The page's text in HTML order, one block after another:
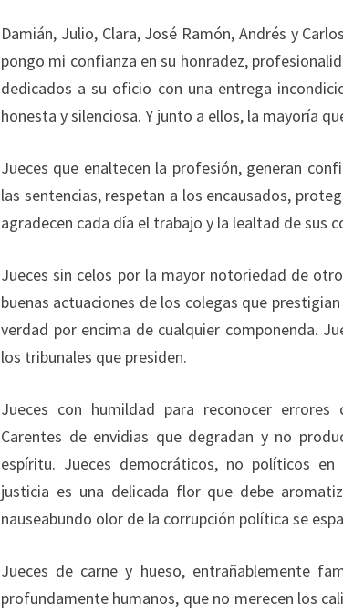
Damián, Julio, Clara, José Ramón, Andrés y
pongo mi confianza en su honradez,
dedicados a su oficio con una entrega
honesta y silenciosa. Y junto a ellos, la mayoría
Jueces que enaltecen la profesión, generan
las sentencias, respetan a los encausados,
agradecen cada día el trabajo y la lealtad de sus
Jueces sin celos por la mayor notoriedad de
buenas actuaciones de los colegas que
verdad por encima de cualquier componenda.
los tribunales que presiden.
Jueces con humildad para reconocer
Carentes de envidias que degradan y no
espíritu. Jueces democráticos, no políticos
justicia es una delicada flor que debe
nauseabundo olor de la corrupción política se
Jueces de carne y hueso, entrañablemente
profundamente humanos, que no merecen los